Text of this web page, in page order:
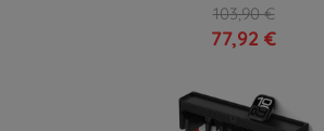
103,90 €
77,92 €